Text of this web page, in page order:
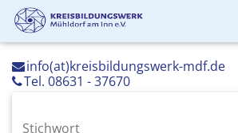
info(at)kreisbildungswerk-mdf.de
Tel. 08631 - 37670